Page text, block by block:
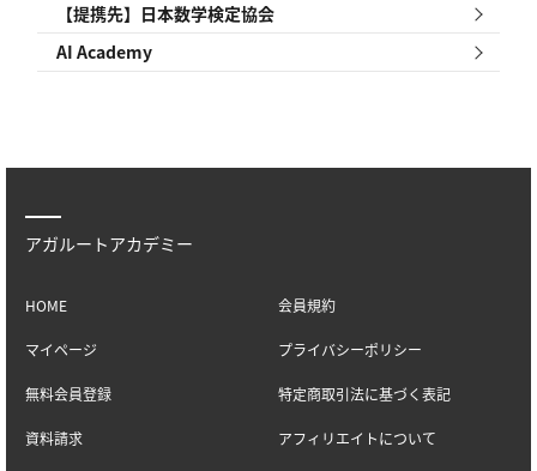
【提携先】日本数学検定協会
AI Academy
アガルートアカデミー
HOME
マイページ
無料会員登録
資料請求
会員規約
プライバシーポリシー
特定商取引法に基づく表記
アフィリエイトについて